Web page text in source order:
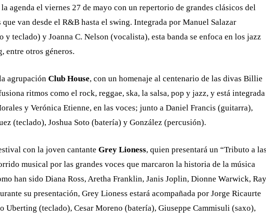
agenda el viernes 27 de mayo con un repertorio de grandes clásicos del
van desde el R&B hasta el swing. Integrada por Manuel Salazar
teclado) y Joanna C. Nelson (vocalista), esta banda se enfoca en los jazz
entre otros géneros.
agrupación Club House, con un homenaje al centenario de las divas Billie
ritmos como el rock, reggae, ska, la salsa, pop y jazz, y está integrada
y Verónica Etienne, en las voces; junto a Daniel Francis (guitarra),
(teclado), Joshua Soto (batería) y González (percusión).
con la joven cantante Grey Lioness, quien presentará un “Tributo a
musical por las grandes voces que marcaron la historia de la música
han sido Diana Ross, Aretha Franklin, Janis Joplin, Dionne Warwick, Ray
su presentación, Grey Lioness estará acompañada por Jorge Ricaurte
Uberting (teclado), Cesar Moreno (batería), Giuseppe Cammisuli (saxo),